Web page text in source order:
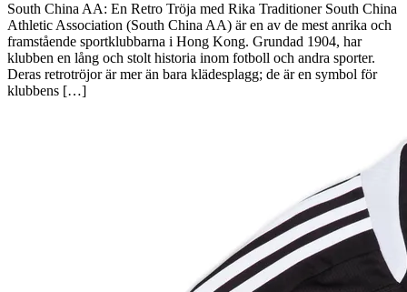
South China AA: En Retro Tröja med Rika Traditioner South China
Athletic Association (South China AA) är en av de mest anrika och
framstående sportklubbarna i Hong Kong. Grundad 1904, har
klubben en lång och stolt historia inom fotboll och andra sporter.
Deras retrotröjor är mer än bara klädesplagg; de är en symbol för
klubbens […]